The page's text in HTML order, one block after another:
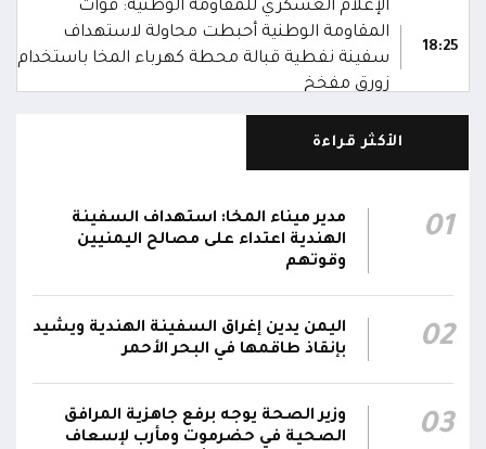
18:25
الإعلام العسكري للمقاومة الوطنية: قوات
المقاومة الوطنية أحبطت محاولة لاستهداف
سفينة نفطية قبالة محطة كهرباء المخا باستخدام
زورق مفخخ
المقاومة الوطنية تدمر زورقاً حوثياً مفخخاً حاول
وزير الصحة: القصف الحوثي استهدف أحياءً سكنية
مليشيا الحوثي تقصف بالمُسيرات مدرسة علي
عنتر في حبيل السوق بمديرية حجر بالضالع، وتُلحق
أضراراً مادية بمنازل المواطنين المجاورة
اتفاقية الدفاع المشتركة بين السعودية وباكستان
الأكثر قراءة
01
مدير ميناء المخا: استهداف السفينة
الهندية اعتداء على مصالح اليمنيين
وقوتهم
02
اليمن يدين إغراق السفينة الهندية ويشيد
بإنقاذ طاقمها في البحر الأحمر
03
وزير الصحة يوجه برفع جاهزية المرافق
الصحية في حضرموت ومأرب لإسعاف